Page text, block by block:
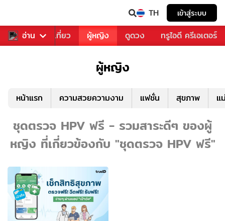
TH เข้าสู่ระบบ
อ่าน
อาหาร ท่องเที่ยว ผู้หญิง ดูดวง ทรูไอดี ครีเอเตอร์
ผู้หญิง
หน้าแรก ความสวยความงาม แฟชั่น สุขภาพ แ
ชุดตรวจ HPV ฟรี - รวมสาระดีๆ ของผู้
หญิง ที่เกี่ยวข้องกับ "ชุดตรวจ HPV ฟรี"